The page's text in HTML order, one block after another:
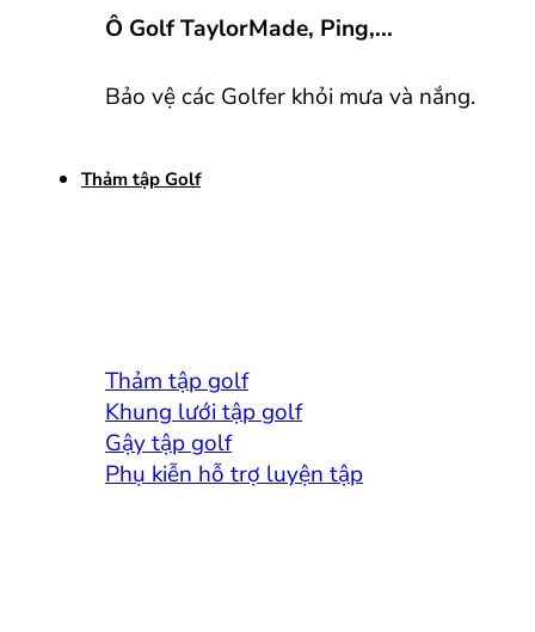
Ô Golf TaylorMade, Ping,...
Bảo vệ các Golfer khỏi mưa và nắng.
Thảm tập Golf
Thảm tập golf
Khung lưới tập golf
Gậy tập golf
Phụ kiễn hỗ trợ luyện tập